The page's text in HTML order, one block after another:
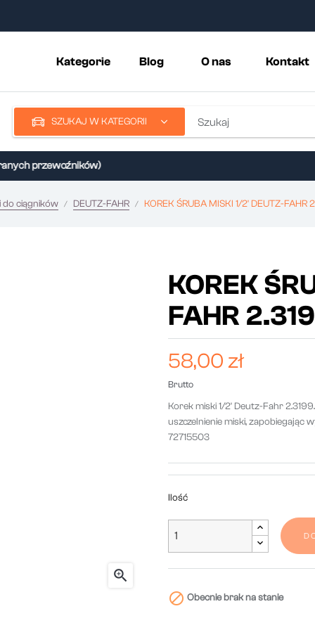
Kategorie Blog O nas Kontakt
SZUKAJ W KATEGORII
przewoźników)
do ciągników DEUTZ-FAHR KOREK ŚRUBA MISKI 1/2' DEUTZ-FAHR

KOREK
FAHR
58,00 zł
Brutto
Korek miski 1/2' Deutz-Fahr
uszczelnienie miski, zapobiegając
72715503
Ilość
 Obecnie brak na stanie